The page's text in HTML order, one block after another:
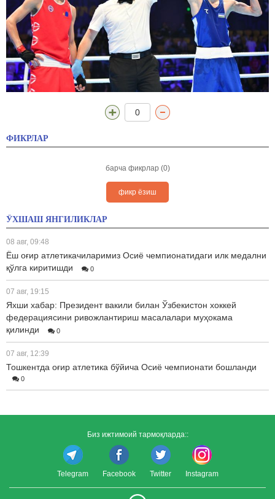
0
ФИКРЛАР
барча фикрлар (0)
фикр ёзиш
ЎХШАШ ЯНГИЛИКЛАР
08 авг, 09:48
Ёш оғир атлетикачиларимиз Осиё чемпионатидаги илк медални
қўлга киритишди
0
07 авг, 19:15
Яхши хабар: Президент вакили билан Ўзбекистон хоккей
федерациясини ривожлантириш масалалари муҳокама
қилинди
0
07 авг, 12:39
Тошкентда оғир атлетика бўйича Осиё чемпионати бошланди
0
Биз ижтимоий тармоқларда::
Telegram Facebook Twitter Instagram